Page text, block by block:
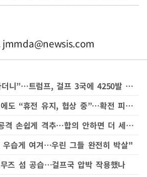
jmmda@newsis.com
“패트리엇 부족하다더니”…트럼프, 걸프 3국에 4250발 판매 승인
호르무즈 돌발 교전에도 “휴전 유지, 협상 중”…확전 피했다(종합2보)
트럼프 "이란 선제공격 손쉽게 격추…합의 안하면 더 세게 타격"(종합)
습게 여겨…우린 그들 완전히 박살"
즈 섬 공습…걸프국 압박 작용했나